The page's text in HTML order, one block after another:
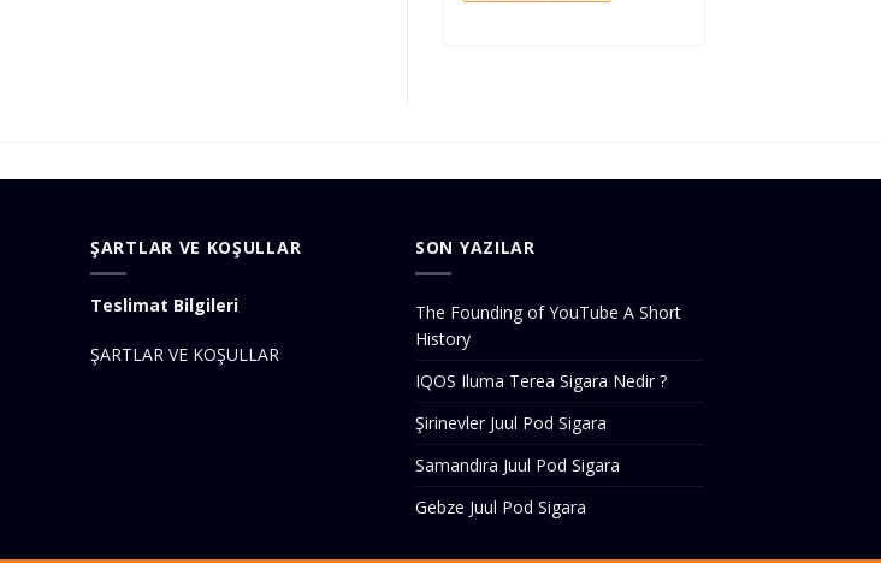
ŞARTLAR VE KOŞULLAR
Teslimat Bilgileri
ŞARTLAR VE KOŞULLAR
SON YAZILAR
The Founding of YouTube A Short
History
IQOS Iluma Terea Sigara Nedir ?
Şirinevler Juul Pod Sigara
Samandıra Juul Pod Sigara
Gebze Juul Pod Sigara